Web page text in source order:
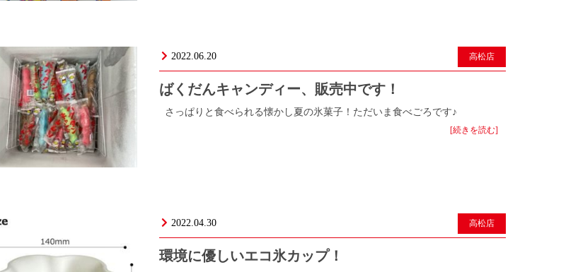
2022.06.20 高松店
ばくだんキャンディー、販売中です！
さっぱりと食べられる懐かし夏の氷菓子！ただいま食べごろです♪
[続きを読む]
2022.04.30 高松店
環境に優しいエコ氷カップ！